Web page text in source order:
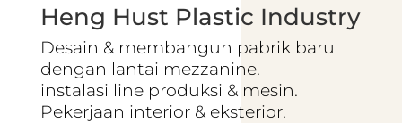
Heng Hust Plastic Industry
Desain & membangun pabrik baru
dengan lantai mezzanine.
instalasi line produksi & mesin.
Pekerjaan interior & eksterior.